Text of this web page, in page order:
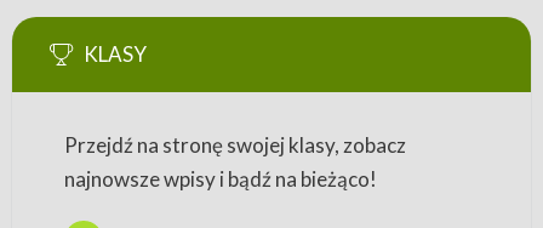
KLASY
Przejdź na stronę swojej klasy, zobacz
najnowsze wpisy i bądź na bieżąco!